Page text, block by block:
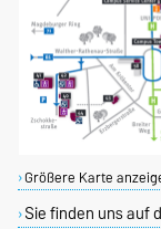
Größere Karte
Sie finden uns auf